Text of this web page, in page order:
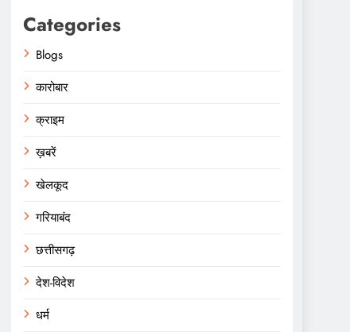
Categories
Blogs
कारोबार
क्राइम
ख़बरें
खेलकूद
गरियाबंद
छत्तीसगढ़
देश-विदेश
धर्म